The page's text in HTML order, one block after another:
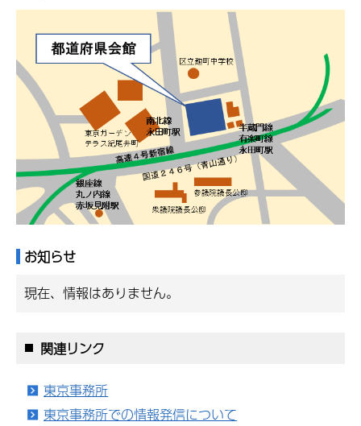
お知らせ
現在、情報はありません。
関連リンク
東京事務所
東京事務所での情報発信について